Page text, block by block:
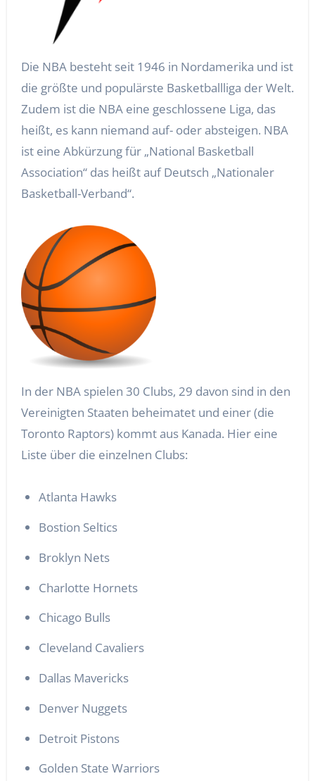
Die NBA besteht seit 1946 in Nordamerika und ist
die größte und populärste Basketballliga der Welt.
Zudem ist die NBA eine geschlossene Liga, das
heißt, es kann niemand auf- oder absteigen. NBA
ist eine Abkürzung für „National Basketball
Association“ das heißt auf Deutsch „Nationaler
Basketball-Verband“.
In der NBA spielen 30 Clubs, 29 davon sind in den
Vereinigten Staaten beheimatet und einer (die
Toronto Raptors) kommt aus Kanada. Hier eine
Liste über die einzelnen Clubs:
Atlanta Hawks
Bostion Seltics
Broklyn Nets
Charlotte Hornets
Chicago Bulls
Cleveland Cavaliers
Dallas Mavericks
Denver Nuggets
Detroit Pistons
Golden State Warriors